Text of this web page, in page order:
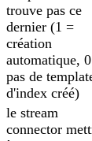
trouve pas ce
dernier (1 =
création
automatique,
pas de
d'index créé)
le stream
connector